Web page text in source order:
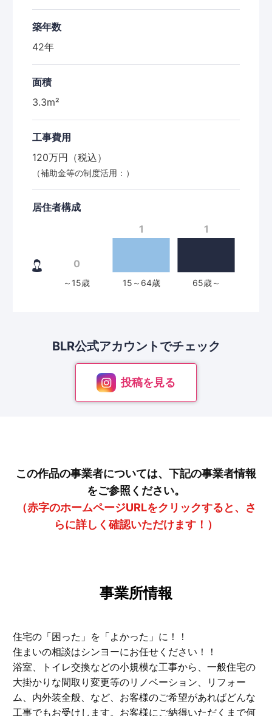
築年数
42年
面積
3.3m²
工事費用
120万円（税込）
（補助金等の制度活用：）
居住者構成
BLR公式アカウントでチェック
投稿を見る
この作品の事業者については、下記の事業者情報
をご参照ください。
（赤字のホームページURLをクリックすると、さ
らに詳しく確認いただけます！）
事業所情報
住宅の「困った」を「よかった」に！！
住まいの相談はシンヨーにお任せください！！
浴室、トイレ交換などの小規模な工事から、一般住宅の
大掛かりな間取り変更等のリノベーション、リフォー
ム、内外装全般、など、お客様のご希望があればどんな
工事でもお受けします。お客様にご納得いただくまで何